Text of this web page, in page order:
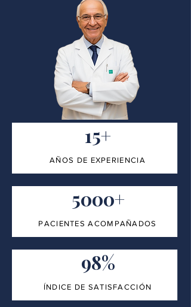
15+
AÑOS DE EXPERIENCIA
5000+
PACIENTES ACOMPAÑADOS
98%
ÍNDICE DE SATISFACCIÓN